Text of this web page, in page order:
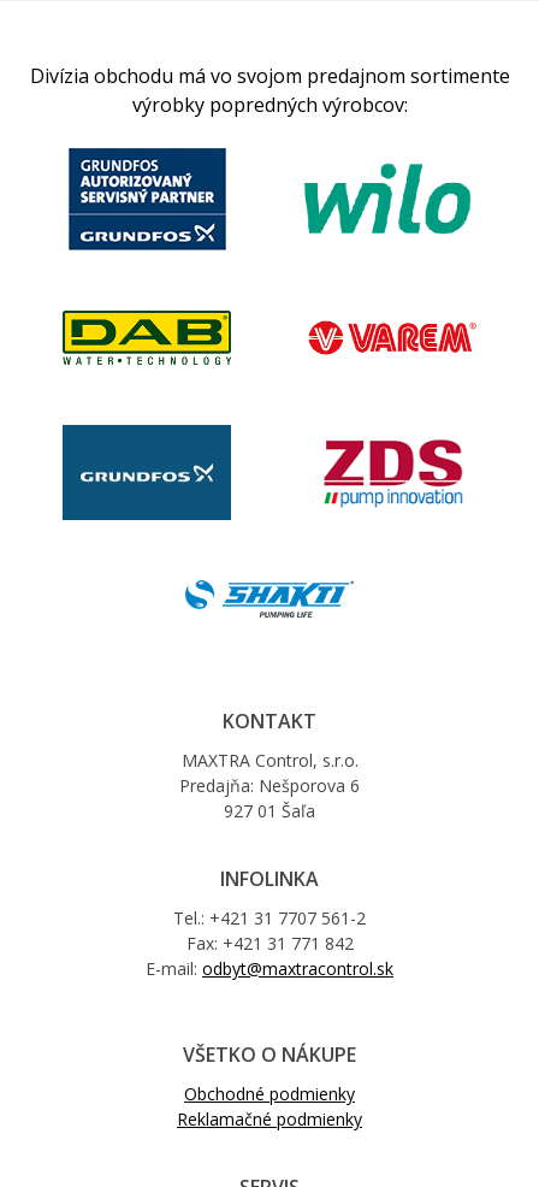
Divízia obchodu má vo svojom predajnom sortimente
výrobky popredných výrobcov:
KONTAKT
MAXTRA Control, s.r.o.
Predajňa: Nešporova 6
927 01 Šaľa
INFOLINKA
Tel.: +421 31 7707 561-2
Fax: +421 31 771 842
E-mail: odbyt@maxtracontrol.sk
VŠETKO O NÁKUPE
Obchodné podmienky
Reklamačné podmienky